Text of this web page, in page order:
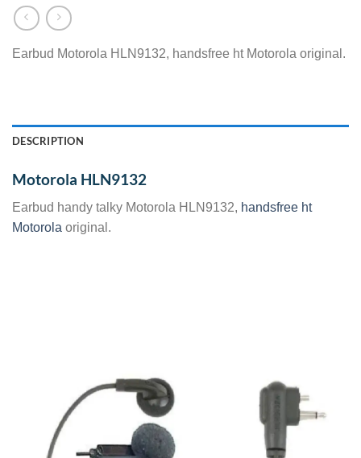
Earbud Motorola HLN9132, handsfree ht Motorola original.
DESCRIPTION
Motorola HLN9132
Earbud handy talky Motorola HLN9132, handsfree ht
Motorola original.